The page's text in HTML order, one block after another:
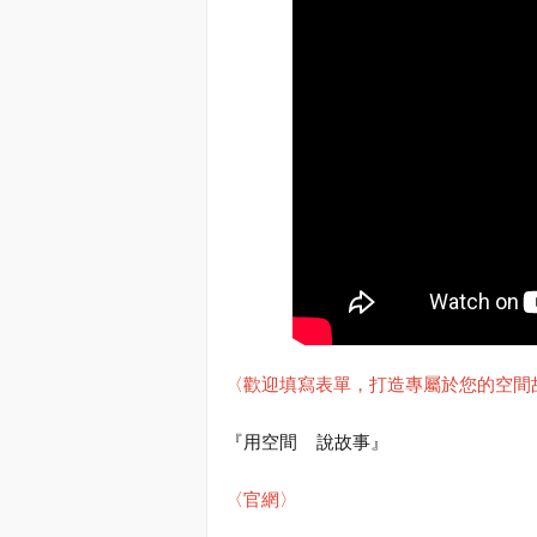
〈歡迎填寫表單，打造專屬於您的空間
『用空間 說故事』
〈官網〉